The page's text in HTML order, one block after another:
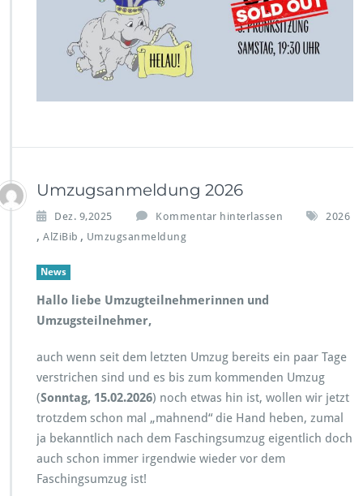
Umzugsanmeldung 2026
Dez. 9,2025 Kommentar hinterlassen 2026
, AlZiBib , Umzugsanmeldung
News
Hallo liebe Umzugteilnehmerinnen und
Umzugsteilnehmer,
auch wenn seit dem letzten Umzug bereits ein paar Tage
verstrichen sind und es bis zum kommenden Umzug
(Sonntag, 15.02.2026) noch etwas hin ist, wollen wir jetzt
trotzdem schon mal „mahnend“ die Hand heben, zumal
ja bekanntlich nach dem Faschingsumzug eigentlich doch
auch schon immer irgendwie wieder vor dem
Faschingsumzug ist!